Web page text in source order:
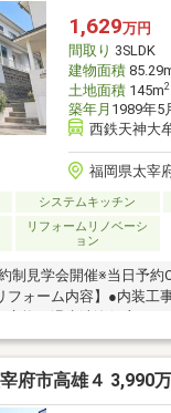
1,629万円
間取り 3SLDK
建物面積
土地面積145m2
築年月 1989年5
西鉄天神大
福岡県太宰
システムキッチン
リフォームリノベーシ
ョン
制見学会開催※当日予約
フォーム内容】●内装工
フローリング上張り、ク
建具交換、クローゼット
換、インターホン設置、
屋根前面塗装、外壁ク
府市高雄４ 3,990